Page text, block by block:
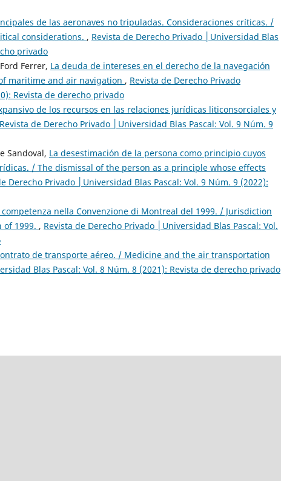
de las aeronaves no tripuladas. Consideraciones críticas. /
considerations. , Revista de Derecho Privado │Universidad Blas
privado
Ferrer, La deuda de intereses en el derecho de la navegación
maritime and air navigation , Revista de Derecho Privado
Revista de derecho privado
de los recursos en las relaciones jurídicas liticonsorciales y
Revista de Derecho Privado │Universidad Blas Pascal: Vol. 9 Núm. 9
Sandoval, La desestimación de la persona como principio cuyos
/ The dismissal of the person as a principle whose effects
Derecho Privado │Universidad Blas Pascal: Vol. 9 Núm. 9 (2022):
nella Convenzione di Montreal del 1999. / Jurisdiction
of 1999. , Revista de Derecho Privado │Universidad Blas Pascal: Vol.
de transporte aéreo. / Medicine and the air transportation
Blas Pascal: Vol. 8 Núm. 8 (2021): Revista de derecho privado